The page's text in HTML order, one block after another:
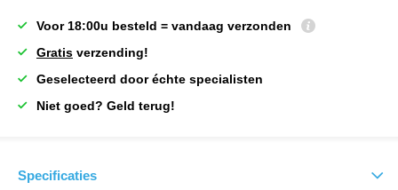
Voor 18:00u besteld = vandaag verzonden
Gratis verzending!
Geselecteerd door échte specialisten
Niet goed? Geld terug!
Specificaties